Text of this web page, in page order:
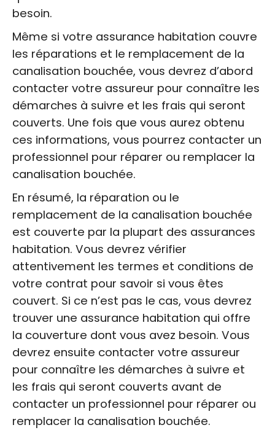
besoin.
Même si votre assurance habitation couvre
les réparations et le remplacement de la
canalisation bouchée, vous devrez d’abord
contacter votre assureur pour connaître les
démarches à suivre et les frais qui seront
couverts. Une fois que vous aurez obtenu
ces informations, vous pourrez contacter un
professionnel pour réparer ou remplacer la
canalisation bouchée.
En résumé, la réparation ou le
remplacement de la canalisation bouchée
est couverte par la plupart des assurances
habitation. Vous devrez vérifier
attentivement les termes et conditions de
votre contrat pour savoir si vous êtes
couvert. Si ce n’est pas le cas, vous devrez
trouver une assurance habitation qui offre
la couverture dont vous avez besoin. Vous
devrez ensuite contacter votre assureur
pour connaître les démarches à suivre et
les frais qui seront couverts avant de
contacter un professionnel pour réparer ou
remplacer la canalisation bouchée.